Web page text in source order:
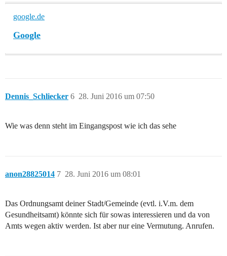
google.de
Google
Dennis_Schliecker 28. Juni 2016 um 07:50
6
Wie was denn steht im Eingangspost wie ich das sehe
anon28825014 28. Juni 2016 um 08:01
7
Das Ordnungsamt deiner Stadt/Gemeinde (evtl. i.V.m. dem
Gesundheitsamt) könnte sich für sowas interessieren und da von
Amts wegen aktiv werden. Ist aber nur eine Vermutung. Anrufen.